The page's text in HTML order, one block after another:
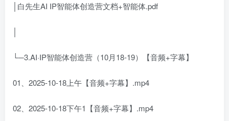
│白先生AI IP智能体创造营文档+智能体.pdf
└─3.AI·IP智能体创造营（10月18-19）【音频+字幕】
01、2025-10-18上午【音频+字幕】.mp4
02、2025-10-18下午1【音频+字幕】.mp4